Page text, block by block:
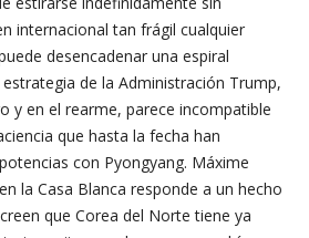
internacional tan frágil cualquier
desencadenar una espiral
de la Administración Trump,
y en el rearme, parece incompatible
que hasta la fecha han
con Pyongyang. Máxime
la Casa Blanca responde a un hecho
que Corea del Norte tiene ya